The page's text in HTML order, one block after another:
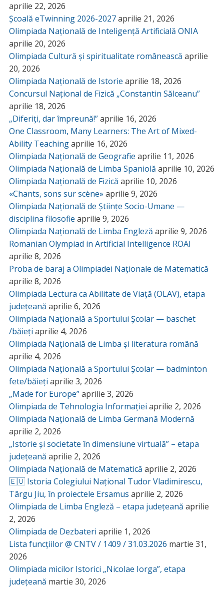
aprilie 22, 2026
Școală eTwinning 2026-2027aprilie 21, 2026
Olimpiada Națională de Inteligență Artificială ONIA
aprilie 20, 2026
Olimpiada Cultură și spiritualitate românească aprilie
20, 2026
Olimpiada Națională de Istorie aprilie 18, 2026
Concursul Național de Fizică „Constantin Sălceanu”
aprilie 18, 2026
„Diferiți, dar împreună!”aprilie 16, 2026
One Classroom, Many Learners: The Art of Mixed-
Ability Teachingaprilie 16, 2026
Olimpiada Națională de Geografie aprilie 11, 2026
Olimpiada Națională de Limba Spaniolă aprilie 10, 2026
Olimpiada Națională de Fizică aprilie 10, 2026
«Chants, sons sur scène» aprilie 9, 2026
Olimpiada Națională de Științe Socio-Umane —
disciplina filosofie aprilie 9, 2026
Olimpiada Națională de Limba Engleză aprilie 9, 2026
Romanian Olympiad in Artificial Intelligence ROAI
aprilie 8, 2026
Proba de baraj a Olimpiadei Naționale de Matematică
aprilie 8, 2026
Olimpiada Lectura ca Abilitate de Viață (OLAV), etapa
județeană aprilie 6, 2026
Olimpiada Națională a Sportului Școlar — baschet
/băieți aprilie 4, 2026
Olimpiada Națională de Limba și literatura română
aprilie 4, 2026
Olimpiada Națională a Sportului Școlar — badminton
fete/băieți aprilie 3, 2026
„Made for Europe”aprilie 3, 2026
Olimpiada de Tehnologia Informației aprilie 2, 2026
Olimpiada Națională de Limba Germană Modernă
aprilie 2, 2026
„Istorie și societate în dimensiune virtuală” – etapa
județeană aprilie 2, 2026
Olimpiada Națională de Matematică aprilie 2, 2026
🇪🇺 Istoria Colegiului Național Tudor Vladimirescu,
Târgu Jiu, în proiectele Ersamus aprilie 2, 2026
Olimpiada de Limba Engleză – etapa județeană aprilie
2, 2026
Olimpiada de Dezbateri aprilie 1, 2026
Lista funcțiilor @ CNTV / 1409 / 31.03.2026 martie 31,
2026
Olimpiada micilor Istorici „Nicolae Iorga”, etapa
județeană martie 30, 2026